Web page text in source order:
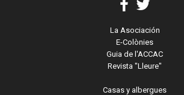
La Asociación
E-Colònies
Guia de l'ACCAC
Revista "Lleure"
Casas y albergues